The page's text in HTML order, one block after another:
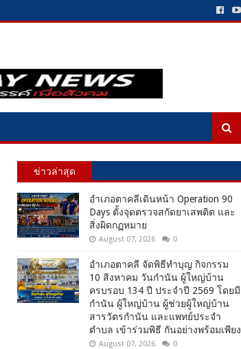
ข่าวล่าสุด
อำเภอตาคลีเดินหน้า Operation 90
Days ตั้งจุดตรวจสกัดยาเสพติด และ
สิ่งผิดกฏหมาย
August 07, 2026 0
อำเภอตาคลี จัดพิธีทำบุญ กิจกรรม
10 สิงหาคม วันกำนัน ผู้ใหญ่บ้าน
ครบรอบ 134 ปี ประจำปี 2569 โดยมี
กำนัน ผู้ใหญ่บ้าน ผู้ช่วยผู้ใหญ่บ้าน
สารวัตรกำนัน และแพทย์ประจำ
ตำบล เข้าร่วมพิธี กันอย่างพร้อมเพียง
August 07, 2026 0